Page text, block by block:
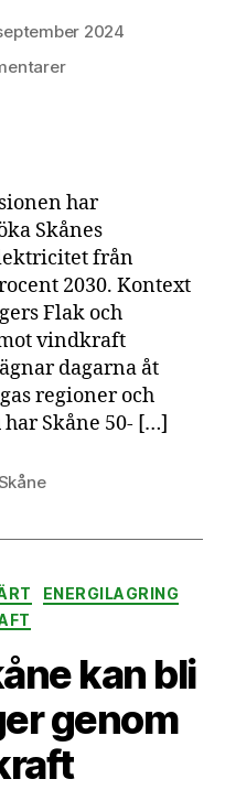
2024
till
händer
har
Skånes
från
2030. Kontext
Flak och
vindkraft
dagarna åt
regioner och
har Skåne 50- […]
ENERGILAGRING
kan bli
genom